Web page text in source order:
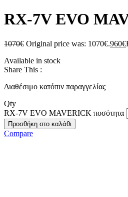
RX-7V EVO
1070€ Original price was: 1070€.960€
Available in stock
Share This :
Διαθέσιμο κατόπιν παραγγελίας
Qty
RX-7V EVO MAVERICK ποσότητα
Προσθήκη στο καλάθι
Compare